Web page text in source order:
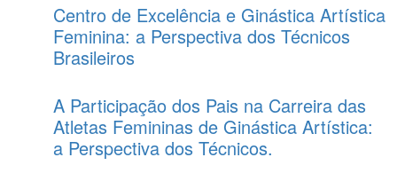
Centro de Excelência e Ginástica Artística
Feminina: a Perspectiva dos Técnicos
Brasileiros
A Participação dos Pais na Carreira das
Atletas Femininas de Ginástica Artística:
a Perspectiva dos Técnicos.